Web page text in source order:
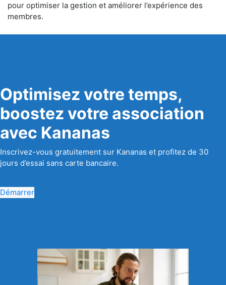
pour optimiser la gestion et améliorer l’expérience des
membres.
Optimisez votre temps,
boostez votre association
avec Kananas
Inscrivez-vous gratuitement sur Kananas et profitez de 30
jours d’essai sans carte bancaire.
Démarrer